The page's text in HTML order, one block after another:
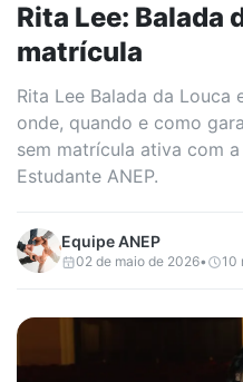
Rita Lee: Balada
matrícula
Rita Lee Balada da Louca
onde, quando e como
sem matrícula ativa com
Estudante ANEP.
EquipeANEP
02 de maio de 2026• 10